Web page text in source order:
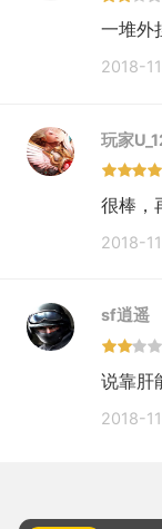
一堆外
2018-
玩家
很棒，
2018-
sf逍遥
说靠肝
2018-